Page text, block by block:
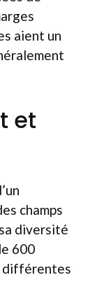
aient un
et
champs
diversité
600
différentes